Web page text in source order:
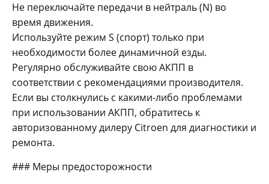
Не переключайте передачи в нейтраль (N) во
время движения.
Используйте режим S (спорт) только при
необходимости более динамичной езды.
Регулярно обслуживайте свою АКПП в
соответствии с рекомендациями производителя.
Если вы столкнулись с какими-либо проблемами
при использовании АКПП, обратитесь к
авторизованному дилеру Citroen для диагностики и
ремонта.
### Меры предосторожности